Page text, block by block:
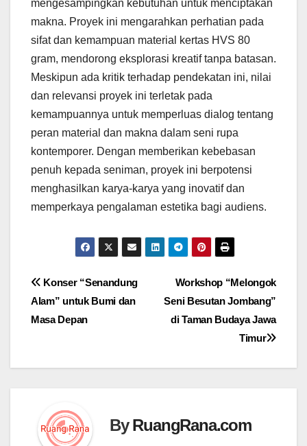
mengesampingkan kebutuhan untuk menciptakan
makna. Proyek ini mengarahkan perhatian pada
sifat dan kemampuan material kertas HVS 80
gram, mendorong eksplorasi kreatif tanpa batasan.
Meskipun ada kritik terhadap pendekatan ini, nilai
dan relevansi proyek ini terletak pada
kemampuannya untuk memperluas dialog tentang
peran material dan makna dalam seni rupa
kontemporer. Dengan memberikan kebebasan
penuh kepada seniman, proyek ini berpotensi
menghasilkan karya-karya yang inovatif dan
memperkaya pengalaman estetika bagi audiens.
Navigasi
pos
Workshop “Melongok
Seni Besutan Jombang”
di Taman Budaya Jawa
Timur
Konser “Senandung
Alam” untuk Bumi dan
Masa Depan
ByRuangRana.com